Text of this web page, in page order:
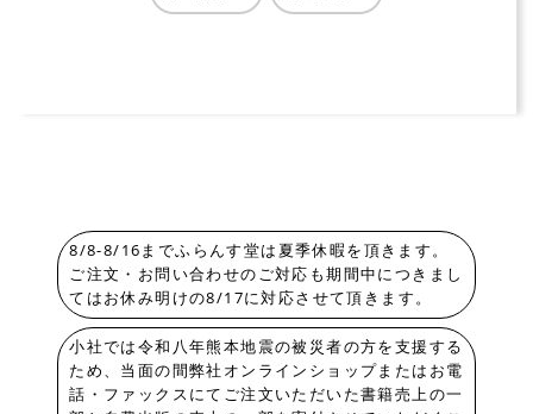
8/8-8/16までふらんす堂は夏季休暇を頂きます。
ご注文・お問い合わせのご対応も期間中につきまし
てはお休み明けの8/17に対応させて頂きます。
小社では令和八年熊本地震の被災者の方を支援する
ため、当面の間弊社オンラインショップまたはお電
話・ファックスにてご注文いただいた書籍売上の一